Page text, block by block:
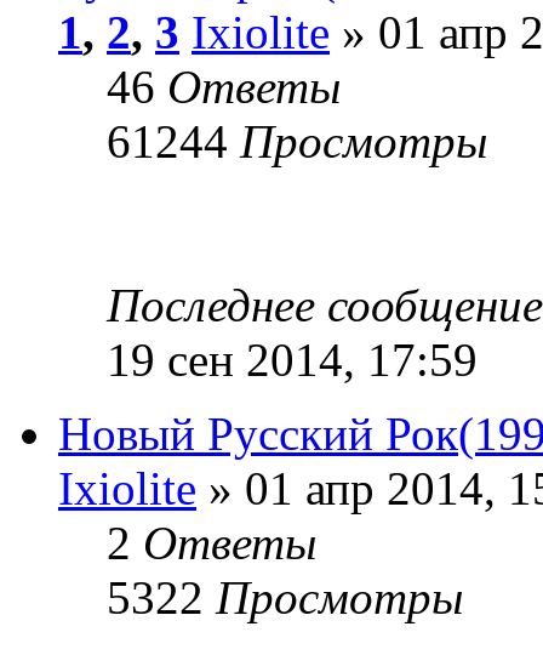
1, 2, 3 Ixiolite » 01 апр
46 Ответы
61244 Просмотры
Последнее
19 сен 2014, 17:59
Новый Русский
Ixiolite » 01 апр 2014,
2 Ответы
5322 Просмотры